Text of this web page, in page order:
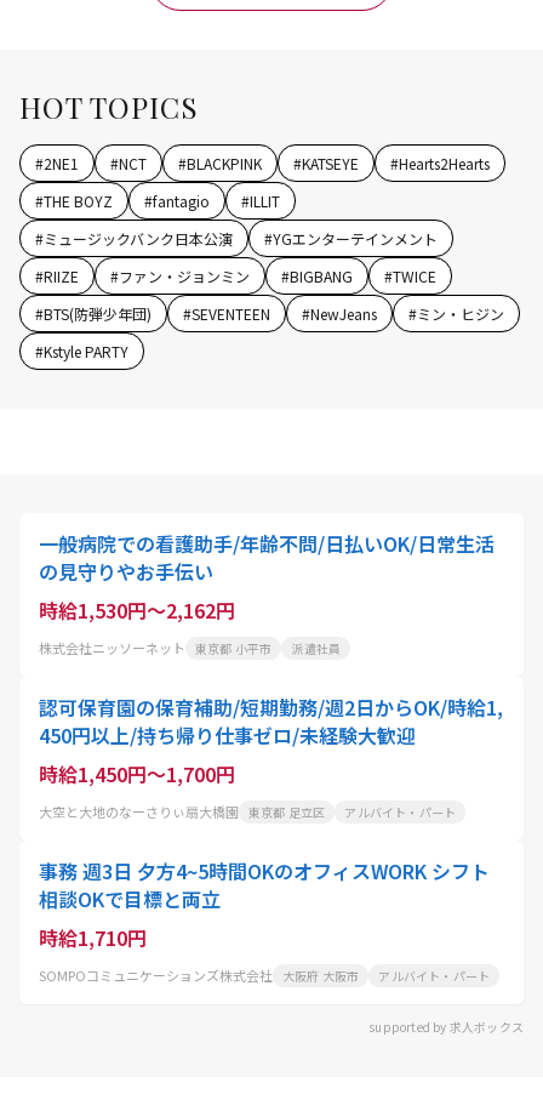
HOT TOPICS
#2NE1 #NCT #BLACKPINK #KATSEYE #Hearts2Hearts
#THE BOYZ #fantagio #ILLIT
#ミュージックバンク日本公演 #YGエンターテインメント
#RIIZE #ファン・ジョンミン #BIGBANG #TWICE
#BTS(防弾少年団) #SEVENTEEN #NewJeans #ミン・ヒジン
#Kstyle PARTY
一般病院での看護助手/年齢不問/日払いOK/日常生活
の見守りやお手伝い
時給1,530円～2,162円
株式会社ニッソーネット 東京都 小平市 派遣社員
認可保育園の保育補助/短期勤務/週2日からOK/時給1,
450円以上/持ち帰り仕事ゼロ/未経験大歓迎
時給1,450円～1,700円
大空と大地のなーさりぃ扇大橋園 東京都 足立区 アルバイト・パート
事務 週3日 夕方4~5時間OKのオフィスWORK シフト
相談OKで目標と両立
時給1,710円
SOMPOコミュニケーションズ株式会社 大阪府 大阪市 アルバイト・パート
supported by 求人ボックス